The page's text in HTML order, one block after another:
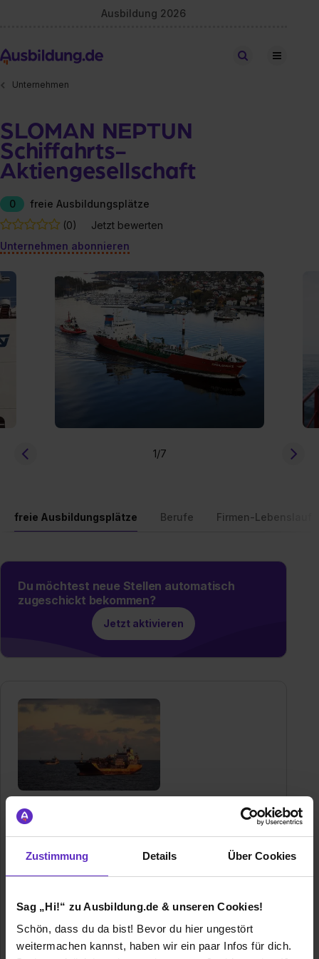
Zustimmung Details Über Cookies
Sag „Hi!“ zu Ausbildung.de & unseren Cookies!
Schön, dass du da bist! Bevor du hier ungestört
weitermachen kannst, haben wir ein paar Infos für dich.
Ausbildung 2026
Stellen finden
Unternehmen
SLOMAN NEPTUN
Schiffahrts-
Aktiengesellschaft
0
freie Ausbildungsplätze
(0)
Jetzt bewerten
Unternehmen abonnieren
1/7
freie Ausbildungsplätze Berufe Firmen-Lebenslauf
Du möchtest neue Stellen automatisch
zugeschickt bekommen?
Jetzt aktivieren
SLOMAN NEPTUN Schiffahrts-
Aktiengesellschaft
28195 Bremen
+(49) 421 1763-309
E-Mail anzeigen
Gründungsjahr 1873